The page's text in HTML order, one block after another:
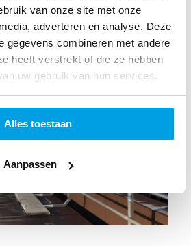
van onze site met onze
adverteren en analyse. Deze
gegevens combineren met andere
heeft verstrekt of die ze hebben
uw gebruik van hun services.
Alles toestaan
Aanpassen